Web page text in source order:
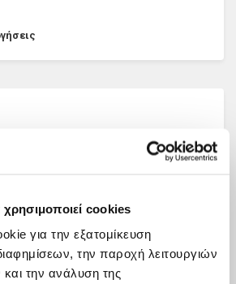
cookies
για την εξατομίκευση
την παροχή λειτουργιών
την ανάλυση της